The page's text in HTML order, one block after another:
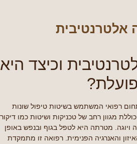
אלטרנטיבית
וכיצד היא
פועלת?
רפואי המשתמש בשיטות טיפול שונות
מגוון רחב של טכניקות ושיטות כמו דיקור
ויוגה. מטרתה היא לטפל בגוף ובנפש באופן
והאנרגיה הפנימית. רפואה זו מתמקדת